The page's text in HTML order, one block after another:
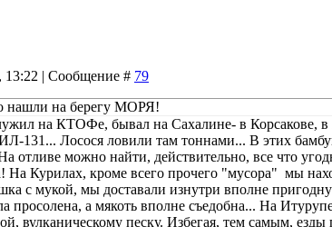
13:22 | Сообщение # 79
нашли на берегу МОРЯ!
на КТОФе, бывал на Сахалине- в Корсакове,
131... Лосося ловили там тоннами... В этих
отливе можно найти, действительно, все что
На Курилах, кроме всего прочего "мусора" мы
с мукой, мы доставали изнутри вполне
просолена, а мякоть вполне съедобна... На
вулканическому песку. Избегая, тем самым,